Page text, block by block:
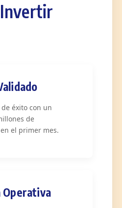
éxito con un
de
el primer mes.
Operativa